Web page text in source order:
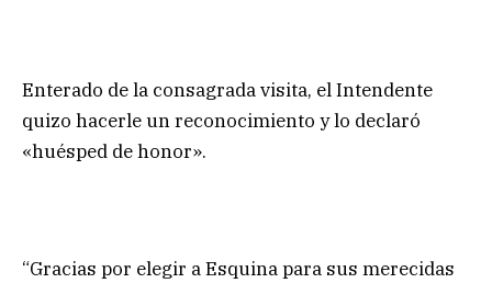
Enterado de la consagrada visita, el Intendente
quizo hacerle un reconocimiento y lo declaró
«huésped de honor».
“Gracias por elegir a Esquina para sus merecidas